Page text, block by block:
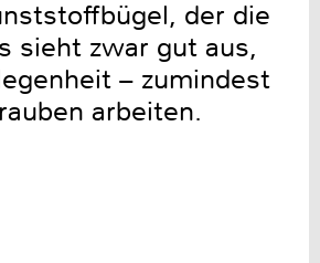
der die
sieht zwar gut aus,
– zumindest
arbeiten.